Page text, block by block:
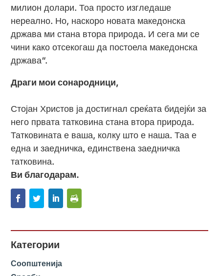
милион долари. Тоа просто изгледаше
нереално. Но, наскоро новата македонска
држава ми стана втора природа. И сега ми се
чини како отсекогаш да постоела македонска
држава“.
Драги мои сонародници,
Стојан Христов ја достигнал среќата бидејќи за
него првата татковина стана втора природа.
Татковината е ваша, колку што е наша. Таа е
една и заедничка, единствена заедничка
татковина.
Ви благодарам.
Категории
Соопштенија